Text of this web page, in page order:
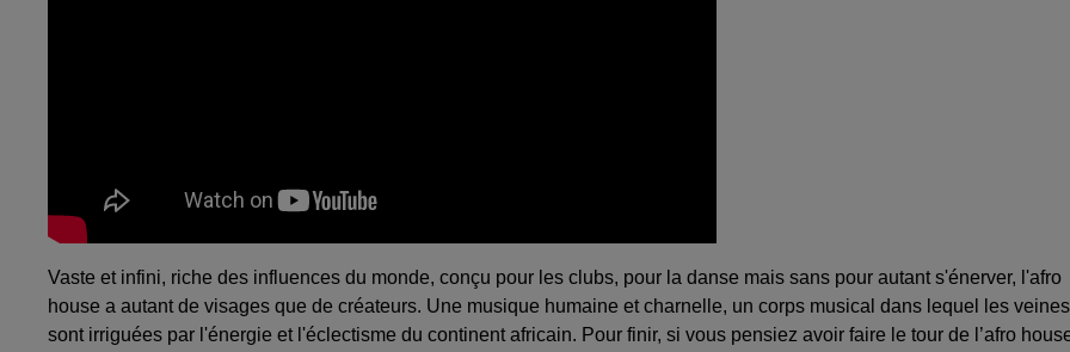
Vaste et infini, riche des influences du monde, conçu pour les clubs, pour la danse mais sans pour autant s'énerver, l'afro
house a autant de visages que de créateurs. Une musique humaine et charnelle, un corps musical dans lequel les veines
sont irriguées par l'énergie et l'éclectisme du continent africain. Pour finir, si vous pensiez avoir faire le tour de l’afro